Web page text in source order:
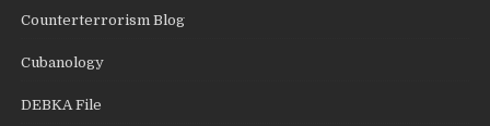
Counterterrorism Blog
Cubanology
DEBKA File